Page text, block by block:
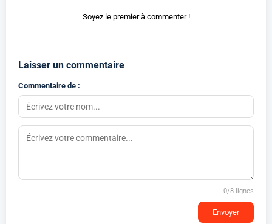
Soyez le premier à commenter !
Laisser un commentaire
Commentaire de :
0/8 lignes
Envoyer